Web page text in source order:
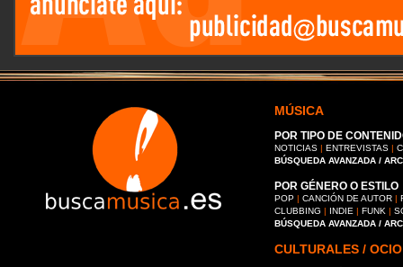
MÚSICA
POR TIPO DE
NOTICIAS | ENTREVISTAS |
BÚSQUEDA AVANZADA /
POR GÉNERO O ESTILO
POP | CANCIÓN DE AUTOR |
CLUBBING | INDIE | FUNK |
BÚSQUEDA AVANZADA /
CULTURALES / OCIO